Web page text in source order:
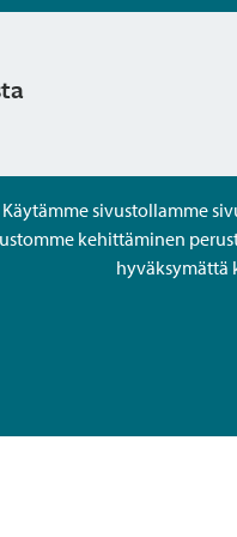
Käytämme sivustollamme
kehittäminen
hyväksymättä